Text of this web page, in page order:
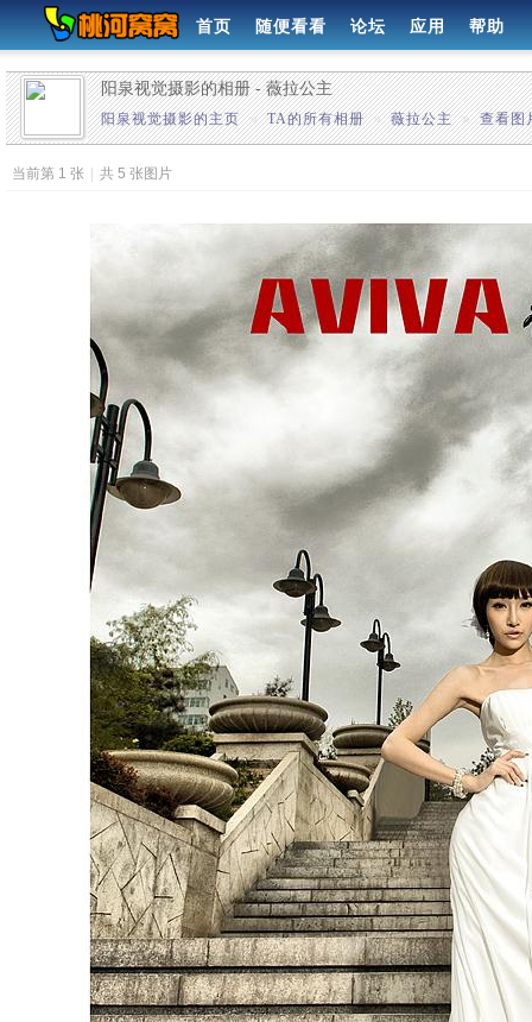
首页 随便看看 论坛 应用 帮助
阳泉视觉摄影的相册 - 薇拉公主
阳泉视觉摄影的主页 » TA的所有相册 » 薇拉公主 » 查看图
当前第 1 张 共 5 张图片